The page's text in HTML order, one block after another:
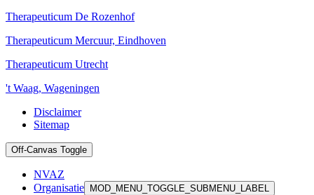
Therapeuticum De Rozenhof
Therapeuticum Mercuur, Eindhoven
Therapeuticum Utrecht
't Waag, Wageningen
Disclaimer
Sitemap
Off-Canvas Toggle
NVAZ
Organisatie
MOD_MENU_TOGGLE_SUBMENU_LABEL